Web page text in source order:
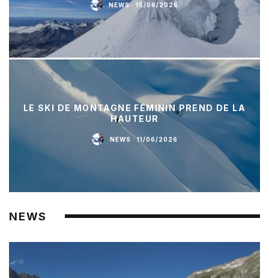
NEWS · 15/06/2026
LE SKI DE MONTAGNE FÉMININ PREND DE LA
HAUTEUR
NEWS · 11/06/2026
NEWS